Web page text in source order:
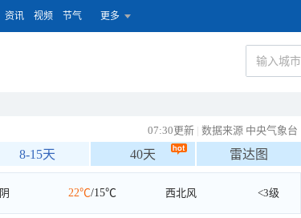
资讯 视频 节气 更多
07:30更新 | 数据来源 中央气象台
8-15天 40天 雷达图
阴 22℃/15℃ 西北风 <3级